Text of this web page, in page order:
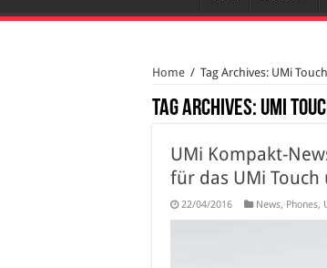
Home / Tag Archives: UMi Touch
Tag Archives: UMi
UMi Kompakt-
für das UMi
22/04/2016 News, Phones,